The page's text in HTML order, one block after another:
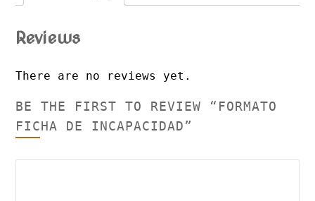
Reviews
There are no reviews yet.
BE THE FIRST TO REVIEW “FORMATO
FICHA DE INCAPACIDAD”